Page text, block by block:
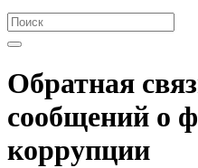
Обратная
сообщений о
коррупции